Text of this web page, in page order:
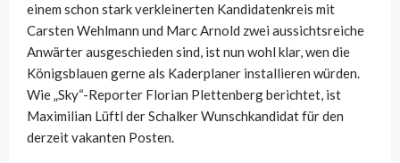
einem schon stark verkleinerten Kandidatenkreis mit
Carsten Wehlmann und Marc Arnold zwei aussichtsreiche
Anwärter ausgeschieden sind, ist nun wohl klar, wen die
Königsblauen gerne als Kaderplaner installieren würden.
Wie „Sky“-Reporter Florian Plettenberg berichtet, ist
Maximilian Lüftl der Schalker Wunschkandidat für den
derzeit vakanten Posten.